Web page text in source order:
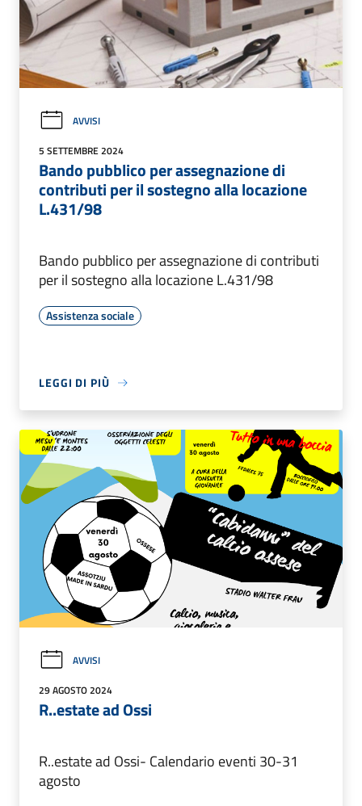
AVVISI
5 SETTEMBRE 2024
Bando pubblico per assegnazione di
contributi per il sostegno alla locazione
L.431/98
Bando pubblico per assegnazione di contributi
per il sostegno alla locazione L.431/98
Assistenza sociale
LEGGI DI PIÙ
AVVISI
29 AGOSTO 2024
R..estate ad Ossi
R..estate ad Ossi- Calendario eventi 30-31
agosto